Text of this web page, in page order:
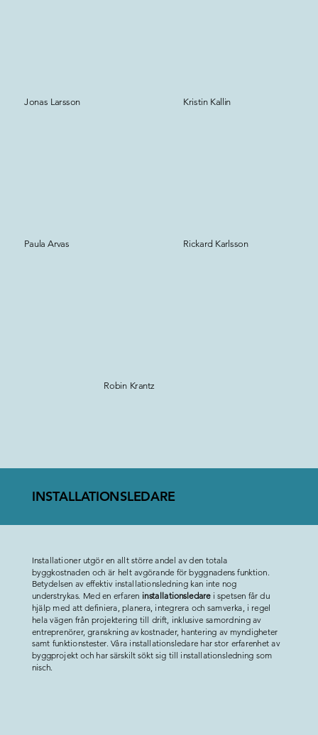
Jonas Larsson Kristin Kallin
Paula Arvas Rickard Karlsson
Robin Krantz
Installationer utgör en allt större andel av den totala
byggkostnaden och är helt avgörande för byggnadens funktion.
Betydelsen av effektiv installationsledning kan inte nog
understrykas. Med en erfaren installationsledarei spetsen får du
hjälp med att definiera, planera, integrera och samverka, i regel
hela vägen från projektering till drift, inklusive samordning av
entreprenörer, granskning av kostnader, hantering av myndigheter
samt funktionstester. Våra installationsledare har stor erfarenhet av
byggprojekt och har särskilt sökt sig till installationsledning som
nisch.
INSTALLATIONSLEDARE